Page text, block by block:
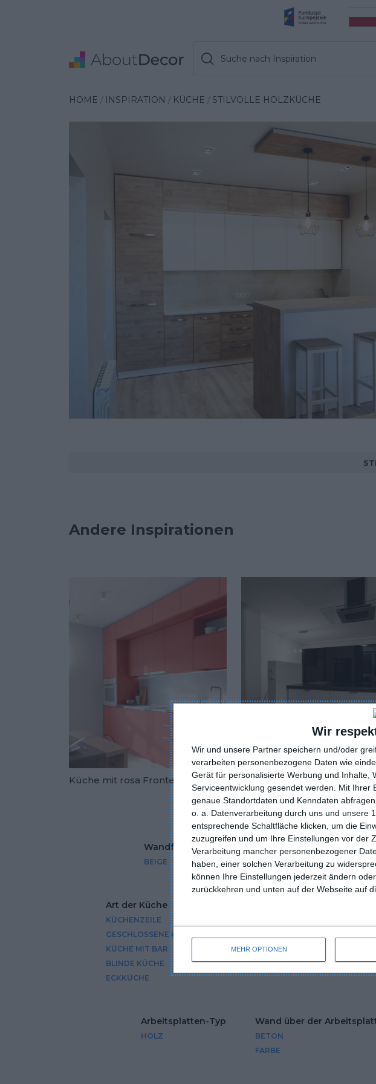
Wir
Wir und unsere Partner speichern und/oder
verarbeiten personenbezogene Daten wie
Gerät für personalisierte Werbung und Inhalte,
Serviceentwicklung gesendet werden.
Mit Ihrer
genaue Standortdaten und Kenndaten
o. a. Datenverarbeitung durch uns und unsere
entsprechende Schaltfläche klicken, um die
zuzugreifen und um Ihre Einstellungen vor der
Verarbeitung mancher personenbezogener
haben, einer solchen Verarbeitung zu
können Ihre Einstellungen jederzeit ändern
zurückkehren und unten auf der Webseite auf
MEHR OPTIONEN
Suche nach Inspiration
HOME INSPIRATION KÜCHE STILVOLLE HOLZKÜCHE
Andere Inspirationen
Küche mit rosa Fronten
Zu den Favoriten hinzufügen
Schwarz-weiße Küche
Wandfarbe
BEIGE
Farben der Möbel
HÖLZERNES
Boden
PANEELE
Art der Küche
KÜCHENZEILE
GESCHLOSSENE KÜCHE
KÜCHE MIT BAR
BLINDE KÜCHE
ECKKÜCHE
Arbeitsplatten-Typ
HOLZ
Wand über der
BETON
FARBE